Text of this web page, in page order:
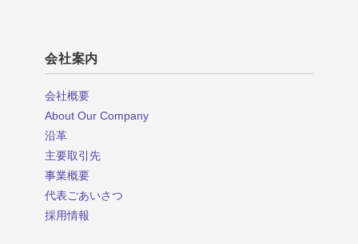
会社案内
会社概要
About Our Company
沿革
主要取引先
事業概要
代表ごあいさつ
採用情報